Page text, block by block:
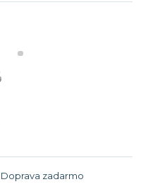
Doprava zadarmo